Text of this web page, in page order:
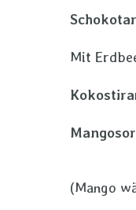
Mit
(Mango